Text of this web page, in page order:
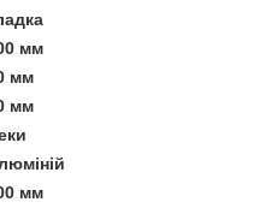
мм
мм
мм
мм